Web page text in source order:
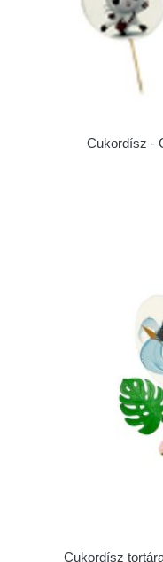
Cukordísz -
Cukordísz